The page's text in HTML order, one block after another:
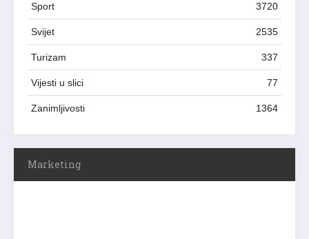
Sport 3720
Svijet 2535
Turizam 337
Vijesti u slici 77
Zanimljivosti 1364
Marketing